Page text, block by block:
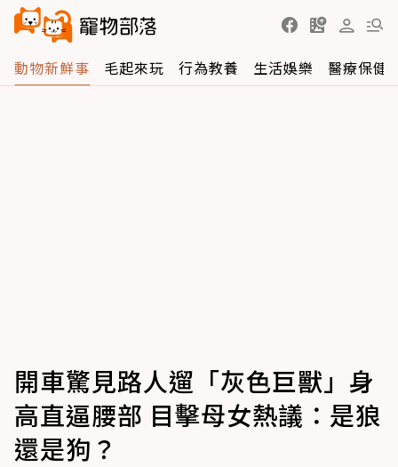
動物新鮮事 毛起來玩 行為教養 生活娛樂 醫療保健
開車驚見路人遛「灰色巨獸」身
高直逼腰部 目擊母女熱議：是狼
還是狗？